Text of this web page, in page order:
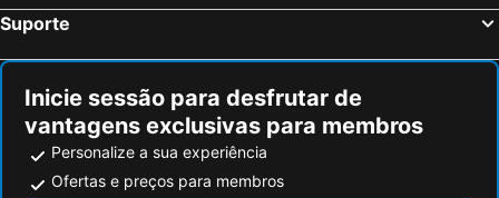
Suporte
Inicie sessão para desfrutar de
vantagens exclusivas para membros
Personalize a sua experiência
Ofertas e preços para membros